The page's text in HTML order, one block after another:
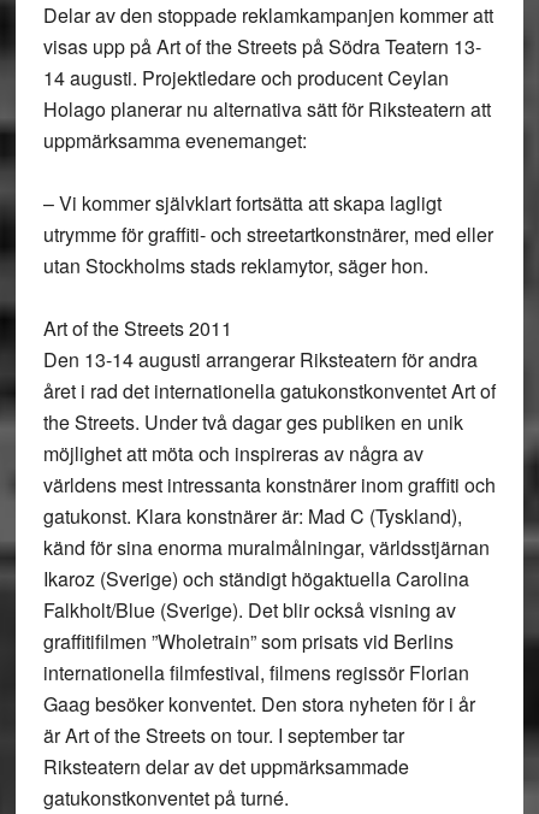
Delar av den stoppade reklamkampanjen kommer att
visas upp på Art of the Streets på Södra Teatern 13-
14 augusti. Projektledare och producent Ceylan
Holago planerar nu alternativa sätt för Riksteatern att
uppmärksamma evenemanget:
– Vi kommer självklart fortsätta att skapa lagligt
utrymme för graffiti- och streetartkonstnärer, med eller
utan Stockholms stads reklamytor, säger hon.
Art of the Streets 2011
Den 13-14 augusti arrangerar Riksteatern för andra
året i rad det internationella gatukonstkonventet Art of
the Streets. Under två dagar ges publiken en unik
möjlighet att möta och inspireras av några av
världens mest intressanta konstnärer inom graffiti och
gatukonst. Klara konstnärer är: Mad C (Tyskland),
känd för sina enorma muralmålningar, världsstjärnan
Ikaroz (Sverige) och ständigt högaktuella Carolina
Falkholt/Blue (Sverige). Det blir också visning av
graffitifilmen ”Wholetrain” som prisats vid Berlins
internationella filmfestival, filmens regissör Florian
Gaag besöker konventet. Den stora nyheten för i år
är Art of the Streets on tour. I september tar
Riksteatern delar av det uppmärksammade
gatukonstkonventet på turné.